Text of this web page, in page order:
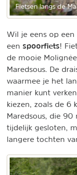
Fietsen langs de
Wil je eens op
een spoorfiets!
de mooie
Maredsous. De
waarmee je het
manier kunt
kiezen, zoals de 6
Maredsous, die
tijdelijk gesloten,
langere tochten